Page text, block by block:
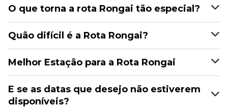
O que torna a rota Rongai tão especial?
Quão difícil é a Rota Rongai?
Melhor Estação para a Rota Rongai
E se as datas que desejo não estiverem
disponíveis?